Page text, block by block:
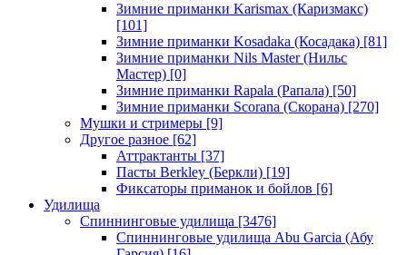
Зимние приманки Karismax (Каризмакс)
[101]
Зимние приманки Kosadaka (Косадака) [81]
Зимние приманки Nils Master (Нильс
Мастер) [0]
Зимние приманки Rapala (Рапала) [50]
Зимние приманки Scorana (Скорана) [270]
Мушки и стримеры [9]
Другое разное [62]
Аттрактанты [37]
Пасты Berkley (Беркли) [19]
Фиксаторы приманок и бойлов [6]
Удилища
Спиннинговые удилища [3476]
Спиннинговые удилища Abu Garcia (Абу